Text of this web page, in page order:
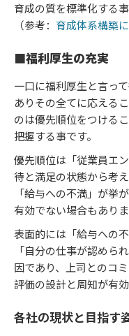
育成の質を標準化する事
（参考： 育成体系構築
■福利厚生の充実
一口に福利厚生と言っ
ありその全てに応える
のは優先順位をつける
把握する事です。
優先順位は「従業員エ
待と満足の状態から考
「給与への不満」が挙
有効でない場合もありま
表面的には「給与への
「自分の仕事が認めら
因であり、上司とのコ
評価の設計と周知が有
各社の現状と目指す